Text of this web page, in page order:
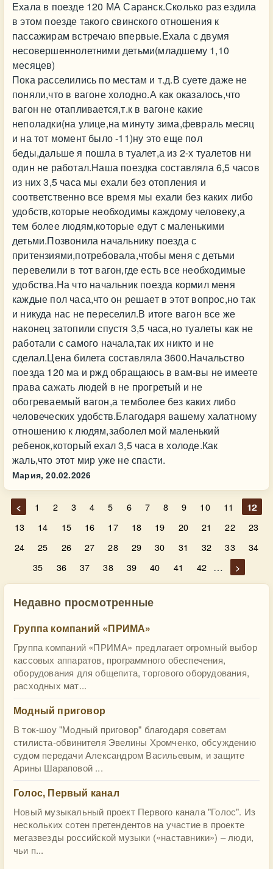
Ехала в поезде 120 МА Саранск.Сколько раз ездила
в этом поезде такого свинского отношения к
пассажирам встречаю впервые.Ехала с двумя
несовершеннолетними детьми(младшему 1,10
месяцев)
Пока расселились по местам и т.д.В суете даже не
поняли,что в вагоне холодно.А как оказалось,что
вагон не отапливается,т.к в вагоне какие
неполадки(на улице,на минуту зима,февраль месяц
и на тот момент было -11)ну это еще пол
беды,дальше я пошла в туалет,а из 2-х туалетов ни
один не работал.Наша поездка составляла 6,5 часов
из них 3,5 часа мы ехали без отопления и
соответственно все время мы ехали без каких либо
удобств,которые необходимы каждому человеку,а
тем более людям,которые едут с маленькими
детьми.Позвонила начальнику поезда с
притензиями,потребовала,чтобы меня с детьми
перевелили в тот вагон,где есть все необходимые
удобства.На что начальник поезда кормил меня
каждые пол часа,что он решает в этот вопрос,но так
и никуда нас не переселил.В итоге вагон все же
наконец затопили спустя 3,5 часа,но туалеты как не
работали с самого начала,так их никто и не
сделал.Цена билета составляла 3600.Начальство
поезда 120 ма и ржд обращаюсь в вам-вы не имеете
права сажать людей в не прогретый и не
обогреваемый вагон,а темболее без каких либо
человеческих удобств.Благодаря вашему халатному
отношению к людям,заболел мой маленький
ребенок,который ехал 3,5 часа в холоде.Как
жаль,что этот мир уже не спасти.
Мария, 20.02.2026
< 1 2 3 4 5 6 7 8 9 10 11
12
13
14 15 16 17 18 19 20 21 22
23
24
25 26 27 28 29 30 31 32 33
34
35
36 37 38 39 40 41 42 … >
Недавно просмотренные
Группа компаний «ПРИМА»
Группа компаний «ПРИМА» предлагает огромный выбор
кассовых аппаратов, программного обеспечения,
оборудования для общепита, торгового оборудования,
расходных мат...
Модный приговор
В ток-шоу "Модный приговор" благодаря советам
стилиста-обвинителя Эвелины Хромченко, обсуждению
судом передачи Александром Васильевым, и защите
Арины Шараповой ...
Голос, Первый канал
Новый музыкальный проект Первого канала "Голос". Из
нескольких сотен претендентов на участие в проекте
мегазвезды российской музыки («наставники») – люди,
чьи п...